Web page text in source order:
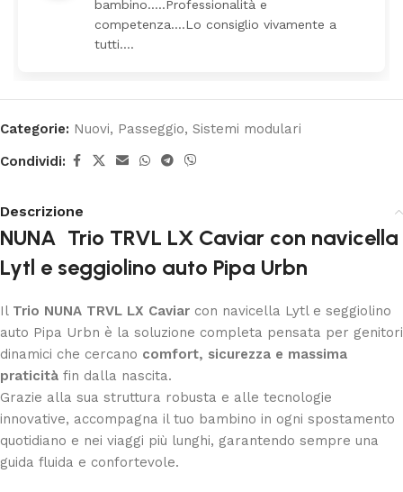
bambino…..Professionalità e
competenza….Lo consiglio vivamente a
Categorie: Nuovi, Passeggio, Sistemi modulari
Condividi:
Descrizione
NUNA Trio TRVL LX Caviar con navicella
Lytl e seggiolino auto Pipa Urbn
Il Trio NUNA TRVL LX Caviar con navicella Lytl e seggiolino
auto Pipa Urbn è la soluzione completa pensata per genitori
dinamici che cercano comfort, sicurezza e massima
praticità fin dalla nascita.
Grazie alla sua struttura robusta e alle tecnologie
innovative, accompagna il tuo bambino in ogni spostamento
quotidiano e nei viaggi più lunghi, garantendo sempre una
guida fluida e confortevole.